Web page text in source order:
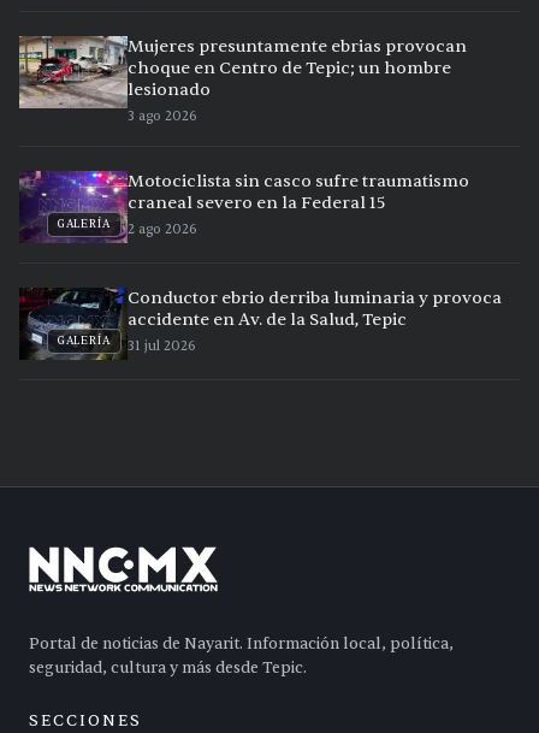
Mujeres presuntamente ebrias provocan
choque en Centro de Tepic; un hombre
lesionado
3 ago 2026
GALERÍA
Motociclista sin casco sufre traumatismo
craneal severo en la Federal 15
2 ago 2026
GALERÍA
Conductor ebrio derriba luminaria y provoca
accidente en Av. de la Salud, Tepic
31 jul 2026
Portal de noticias de Nayarit. Información local, política,
seguridad, cultura y más desde Tepic.
SECCIONES